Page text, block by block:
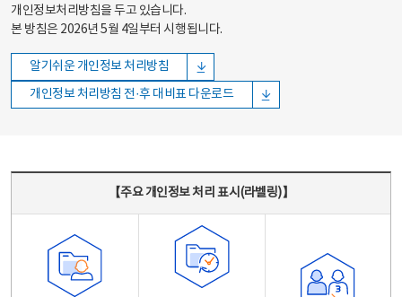
개인정보처리방침을 두고 있습니다.
본 방침은 2026년 5월 4일부터 시행됩니다.
알기쉬운 개인정보 처리방침
개인정보 처리방침 전·후 대비표 다운로드
【주요 개인정보 처리 표시(라벨링)】